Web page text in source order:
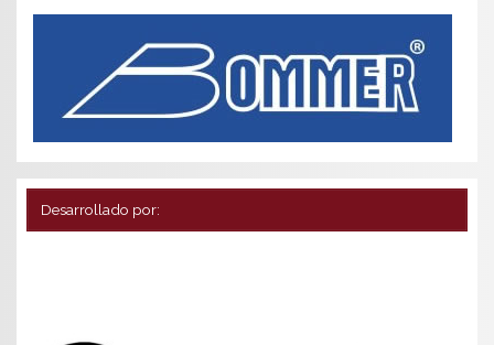
Desarrollado por: